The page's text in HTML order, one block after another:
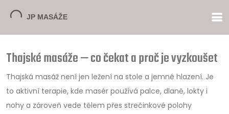
Thajské masáže — co čekat a proč je vyzkoušet
Thajská masáž není jen ležení na stole a jemné hlazení. Je
to aktivní terapie, kde masér používá palce, dlaně, lokty i
nohy a zároveň vede tělem přes strečinkové polohy